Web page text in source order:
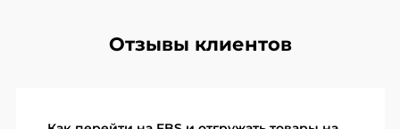
Отзывы клиентов